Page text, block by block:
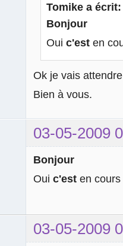
Tomike a écrit:
Bonjour
Oui c'est en
Ok je vais
Bien à vous.
03-05-2009
Bonjour
Oui c'est en
03-05-2009